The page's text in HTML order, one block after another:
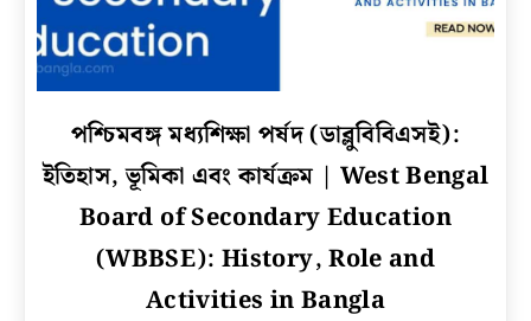
to
পশ্চিমবঙ্গ
মধ্যশিক্ষা
(ডাব্লুবিবিএসই):
পশ্চিমবঙ্গ মধ্যশিক্ষা পর্ষদ (ডাব্লুবিবিএসই):
ইতিহাস, ভূমিকা এবং কার্যক্রম | West Bengal
Board of Secondary Education
(WBBSE): History, Role and
Activities in Bangla